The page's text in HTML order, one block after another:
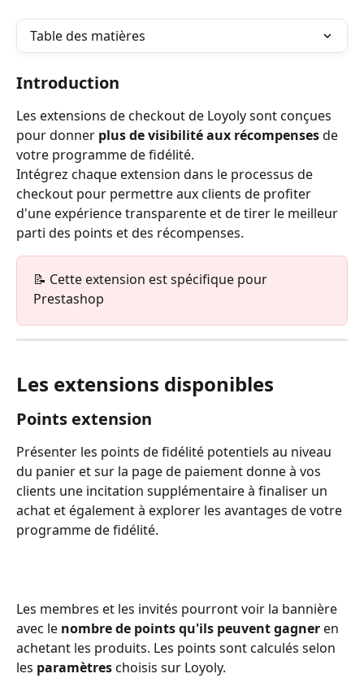
Table des matières
Introduction
Les extensions de checkout de Loyoly sont conçues
pour donner plus de visibilité aux récompenses de
votre programme de fidélité.
Intégrez chaque extension dans le processus de
checkout pour permettre aux clients de profiter
d'une expérience transparente et de tirer le meilleur
parti des points et des récompenses.
📝 Cette extension est spécifique pour
Prestashop
Les extensions disponibles
Points extension
Présenter les points de fidélité potentiels au niveau
du panier et sur la page de paiement donne à vos
clients une incitation supplémentaire à finaliser un
achat et également à explorer les avantages de votre
programme de fidélité.
Les membres et les invités pourront voir la bannière
avec le nombre de points qu'ils peuvent gagner en
achetant les produits. Les points sont calculés selon
les paramètres choisis sur Loyoly.